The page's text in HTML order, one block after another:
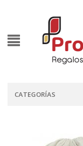
CATEGORÍAS